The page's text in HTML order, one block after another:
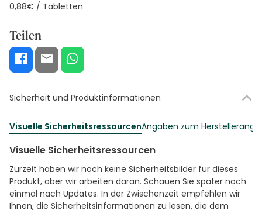
0,88€ / Tabletten
Teilen
Sicherheit und Produktinformationen
Visuelle SicherheitsressourcenAngaben zum
Visuelle Sicherheitsressourcen
Zurzeit haben wir noch keine Sicherheitsbilder für dieses
Produkt, aber wir arbeiten daran. Schauen Sie später noch
einmal nach Updates. In der Zwischenzeit empfehlen wir
Ihnen, die Sicherheitsinformationen zu lesen, die dem